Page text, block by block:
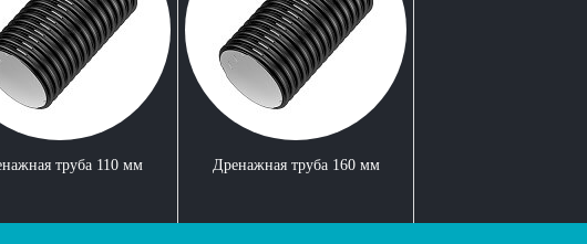
труба 110 мм Дренажная труба 160 мм